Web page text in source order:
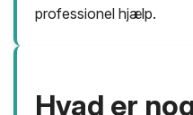
professionel hjælp.
Hvad er